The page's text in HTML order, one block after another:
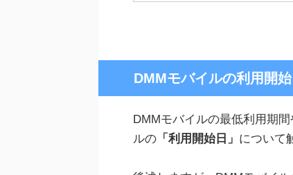
DMMモバイルの利用開
DMMモバイルの最低利用期
ルの 「利用開始日」 について